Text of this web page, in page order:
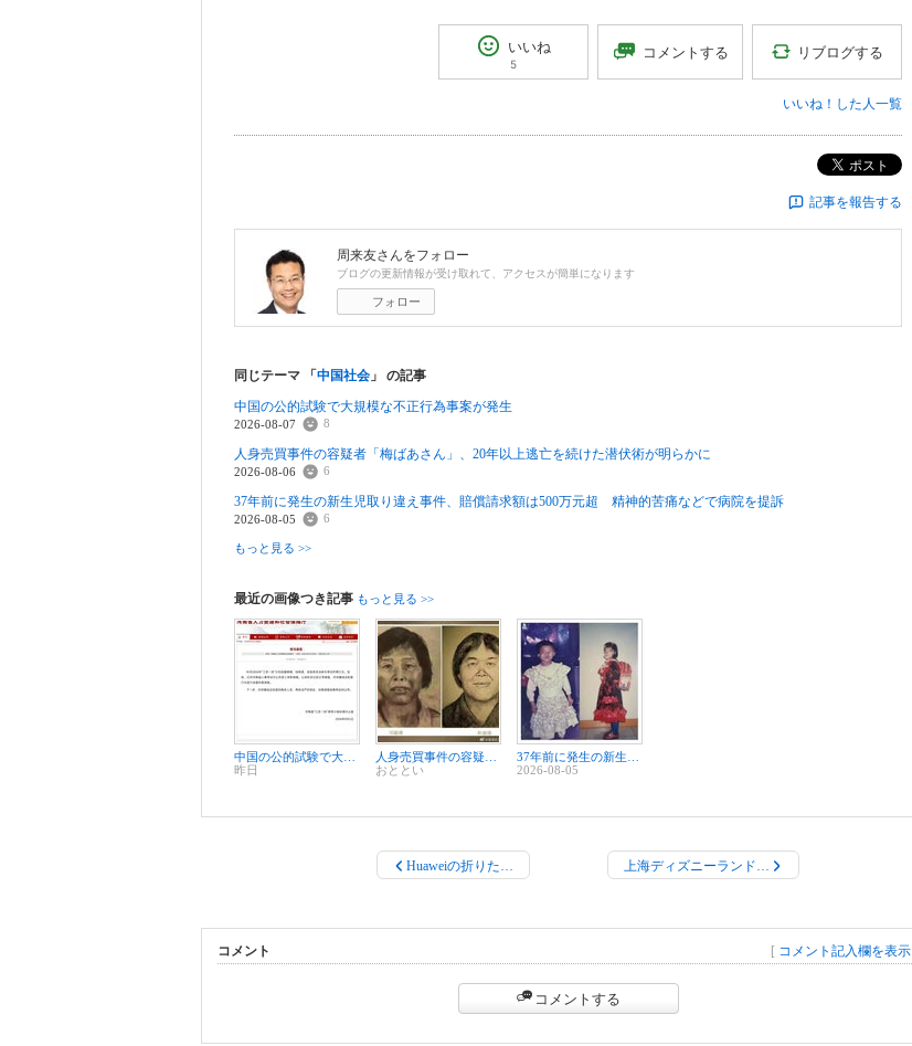
いいね
5
コメントする リブログする
いいね！した人一覧
ポスト
記事を報告する
周来友さんをフォロー
ブログの更新情報が受け取れて、アクセスが簡単になります
フォロー
同じテーマ 「中国社会 」 の記事
中国の公的試験で大規模な不正行為事案が発生
2026-08-07 8
人身売買事件の容疑者「梅ばあさん」、20年以上逃亡を続けた潜伏術が明らかに
2026-08-06 6
37年前に発生の新生児取り違え事件、賠償請求額は500万元超 精神的苦痛などで病院を提訴
2026-08-05 6
もっと見る >>
最近の画像つき記事 もっと見る >>
昨日
おととい
2026-08-05
Huaweiの折りた… 上海ディズニーランド…
[ コメント記入欄を表示
コメント
コメントする